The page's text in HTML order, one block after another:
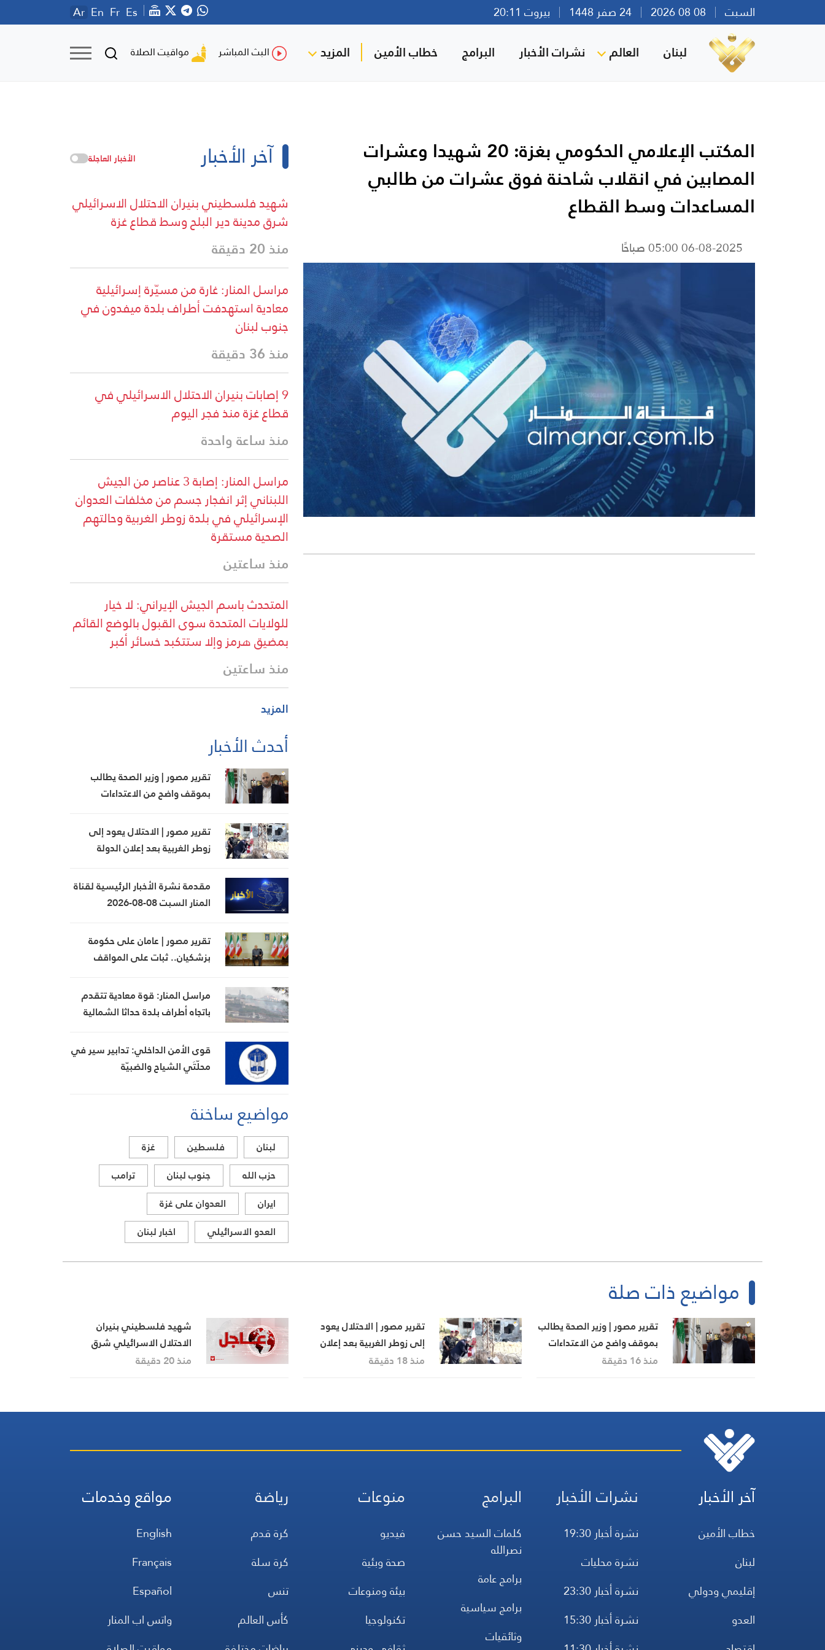
السبت بيروت 20:11 Ar En Fr Es
لبنان العالم نشرات الأخبار البرامج خطاب الأمين المزيد البث المباشر مواقيت الصلاة
المكتب الإعلامي الحكومي بغزة: 20 شهيدا وعشرات
المصابين في انقلاب شاحنة فوق عشرات من طالبي
المساعدات وسط القطاع
06-08-2025 05:00 صباحًا
آخر الأخبار الأخبار العاجلة
شهيد فلسطيني بنيران الاحتلال الاسرائيلي
شرق مدينة دير البلح وسط قطاع غزة
منذ 20 دقيقة
مراسل المنار: غارة من مسيّرة إسرائيلية
معادية استهدفت أطراف بلدة ميفدون في
جنوب لبنان
منذ 36 دقيقة
9 إصابات بنيران الاحتلال الاسرائيلي في
قطاع غزة منذ فجر اليوم
منذ ساعة واحدة
مراسل المنار: إصابة 3 عناصر من الجيش
اللبناني إثر انفجار جسم من مخلفات العدوان
الإسرائيلي في بلدة زوطر الغربية وحالتهم
الصحية مستقرة
منذ ساعتين
المتحدث باسم الجيش الإيراني: لا خيار
للولايات المتحدة سوى القبول بالوضع القائم
بمضيق هرمز وإلا ستتكبد خسائر أكبر
منذ ساعتين
المزيد
أحدث الأخبار
تقرير مصور | وزير الصحة يطالب
بموقف واضح من الاعتداءات
التعيينات
تقرير مصور | الاحتلال يعود إلى
زوطر الغربية بعد إعلان الدولة
مقدمة نشرة الأخبار الرئيسية لقناة
المنار السبت 08-08-2026
تقرير مصور | عامان على حكومة
بزشكيان.. ثبات على المواقف
مراسل المنار: قوة معادية تتقدم
باتجاه أطراف بلدة حداثا الشمالية
قوى الأمن الداخلي: تدابير سير في
محلّتَي الشياح والضبيّة
مواضيع ساخنة
لبنان فلسطين
غزة
حزب الله
جنوب لبنان
ترامب
ايران
العدوان على غزة
العدو الاسرائيلي
اخبار لبنان
مواضيع ذات صلة
تقرير مصور | وزير الصحة يطالب
بموقف واضح من الاعتداءات
الإسرائيلية ويعترض على تمرير
منذ 16 دقيقة
تقرير مصور | الاحتلال يعود
إلى زوطر الغربية بعد إعلان
الدولة الانسحاب قبل أسابيع
منذ 18 دقيقة
شهيد فلسطيني بنيران
الاحتلال الاسرائيلي شرق
مدينة دير البلح وسط قطاع غزة
منذ 20 دقيقة
آخر الأخبار
خطاب الأمين
لبنان
إقليمي ودولي
العدو
نشرات الأخبار
نشرة أخبار 19:30
نشرة محليات
نشرة أخبار 23:30
نشرة أخبار 15:30
البرامج
كلمات السيد حسن
نصرالله
برامج عامة
برامج سياسية
وثائقيات
منوعات
فيديو
صحة وبئية
بيئة ومنوعات
تكنولوجيا
رياضة
كرة قدم
كرة سلة
تنس
كأس العالم
مواقع وخدمات
English
Français
Español
واتس اب المنار